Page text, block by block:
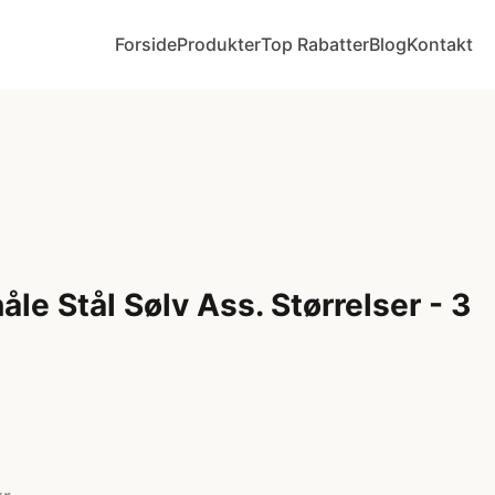
ForsideProdukterTop RabatterBlogKontakt
Stål Sølv Ass. Størrelser - 3